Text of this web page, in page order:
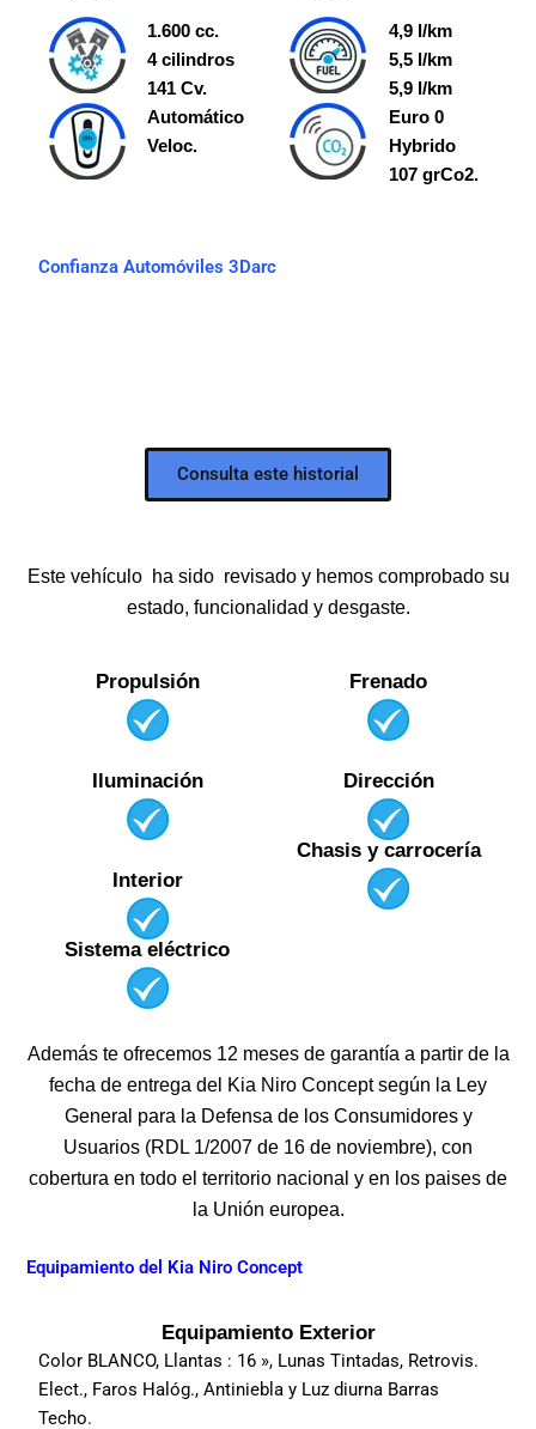
1.600 cc.
4 cilindros
141 Cv.
4,9 l/km
5,5 l/km
5,9 l/km
Automático
Veloc.
Euro 0
Hybrido
107 grCo2.
Confianza Automóviles 3Darc
Todo el historial de mantenimiento y procedencia del
vehículo, en un solo documento.
Consulta este historial
Este vehículo ha sido revisado y hemos comprobado su
estado, funcionalidad y desgaste.
Propulsión Frenado
Iluminación Dirección
Interior
Chasis y carrocería
Sistema eléctrico
Además te ofrecemos 12 meses de garantía a partir de la
fecha de entrega del Kia Niro Concept según la Ley
General para la Defensa de los Consumidores y
Usuarios (RDL 1/2007 de 16 de noviembre), con
cobertura en todo el territorio nacional y en los paises de
la Unión europea.
Equipamiento del Kia Niro Concept
Equipamiento Exterior
Color BLANCO, Llantas : 16 », Lunas Tintadas, Retrovis.
Elect., Faros Halóg., Antiniebla y Luz diurna Barras
Techo.